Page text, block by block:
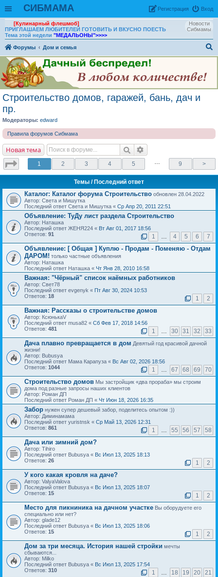
СИБМАМА Вход
Рeгиcтpaция
Новости
Сибмамы
[Кулинарный флешмоб]
ПРИГЛАШАЕМ ЛЮБИТЕЛЕЙ ГОТОВИТЬ И ВКУСНО ПОЕСТЬ
Тема этой недели "МЕДАЛЬОНЫ">>>>
Форумы
Дом и семья
ои
Строительство домов, гаражей, бань, дач и
пр.
Модераторы: edward
Правила форумов Сибмама
Новая тема
1 2 3 4 5 … 9 >
Темы / Последний ответ
Каталог: Каталог форума Строительство обновлен 28.04.2022
Автор: Света и Мишутка
Последний ответ Света и Мишутка « Ср Апр 20, 2011 22:51
Объявление: ТуДу лист раздела Строительство
Автор: Наташка
Последний ответ ЖЕНЯ224 « Вт Авг 01, 2017 18:56
Ответов: 91 1 … 4 5 6 7
Объявление: [ Общая ] Куплю - Продам - Поменяю - Отдам
ДАРОМ! только частные объявления
Автор: Наташка
Последний ответ Наташка « Чт Янв 28, 2010 16:58
Важная: "Чёрный" список наёмных работников
Автор: Свет78
Последний ответ evgenyk « Пт Авг 30, 2024 10:53
Ответов: 18 1 2
Важная: Рассказы о строительстве домов
Автор: КсюнькаV
Последний ответ musa82 « Сб Фев 17, 2018 14:56
Ответов: 481 1 … 30 31 32 33
Дача плавно превращается в дом Девятый год красивой дачной
жизни!
Автор: Bubusya
Последний ответ Мама Карапуза « Вс Авг 02, 2026 18:56
Ответов: 1044 1 … 67 68 69 70
Строительство домов Мы застройщик «два прораба» мы строим
дома под разные запросы наших клиентов
Автор: Роман ДП
Последний ответ Роман ДП « Чт Июн 18, 2026 16:35
Забор нужен супер дешевый забор, поделитесь опытом :))
Автор: Диминамама
Последний ответ yuristnsk « Ср Май 13, 2026 12:31
Ответов: 861 1 … 55 56 57 58
Дача или зимний дом?
Автор: Tihiro
Последний ответ Bubusya « Вс Июл 13, 2025 18:13
Ответов: 26 1 2
У кого какая кровля на даче?
Автор: ValyaValova
Последний ответ Bubusya « Вс Июл 13, 2025 18:07
Ответов: 15 1 2
Место для пикниника на дачном участке Вы оборудуете его
специально или нет?
Автор: glade12
Последний ответ Bubusya « Вс Июл 13, 2025 18:06
Ответов: 15 1 2
Дом за три месяца. История нашей стройки мечты
сбываются...
Автор: Milko
Последний ответ Bubusya « Вс Июл 13, 2025 17:54
Ответов: 310 1 … 18 19 20 21